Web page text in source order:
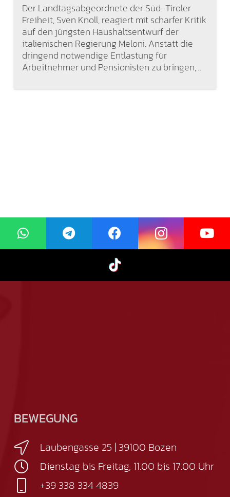
Der Landtagsabgeordnete der Süd-Tiroler
Freiheit, Sven Knoll, reagiert mit scharfer Kritik
auf den jüngsten Haushaltsentwurf der
italienischen Regierung Meloni. Anstatt die
dringend notwendige Entlastung für
Arbeitnehmer und Pensionisten zu bringen,…
BEWEGUNG
Laubengasse 25 | 39100 Bozen
Dienstag bis Freitag, 11.00 bis 17.00 Uhr
+39 338 334 4839